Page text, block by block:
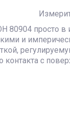
просто
и
контакта с